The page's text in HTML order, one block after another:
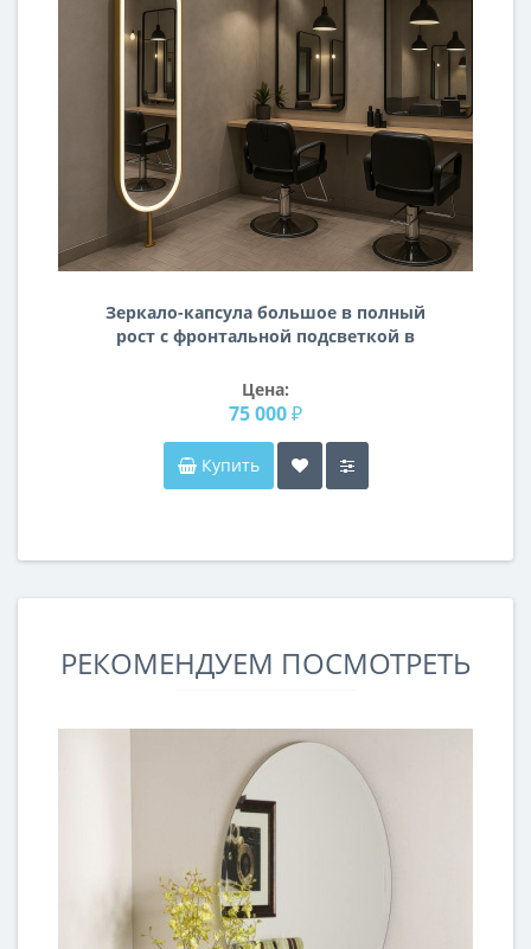
Зеркало-капсула большое в полный
рост с фронтальной подсветкой в
штанге Брэнд
Цена:
75 000 ₽
Купить
РЕКОМЕНДУЕМ ПОСМОТРЕТЬ